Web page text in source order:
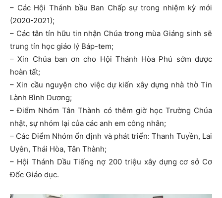
– Các Hội Thánh bầu Ban Chấp sự trong nhiệm kỳ mới
(2020-2021);
– Các tân tín hữu tin nhận Chúa trong mùa Giáng sinh sẽ
trung tín học giáo lý Báp-tem;
– Xin Chúa ban ơn cho Hội Thánh Hòa Phú sớm được
hoàn tất;
– Xin cầu nguyện cho việc dự kiến xây dựng nhà thờ Tin
Lành Bình Dương;
– Điểm Nhóm Tân Thành có thêm giờ học Trường Chúa
nhật, sự nhóm lại của các anh em công nhân;
– Các Điểm Nhóm ổn định và phát triển: Thanh Tuyền, Lai
Uyên, Thái Hòa, Tân Thành;
– Hội Thánh Dầu Tiếng nợ 200 triệu xây dựng cơ sở Cơ
Đốc Giáo dục.